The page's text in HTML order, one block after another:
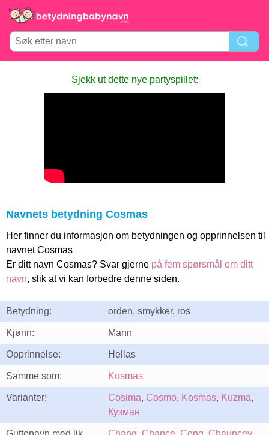
Sjekk ut dette nye partyspillet:
Navnets betydning Cosmas
Her finner du informasjon om betydningen og opprinnelsen til
navnet Cosmas
Er ditt navn Cosmas? Svar gjerne på fem spørsmål om ditt
navn, slik at vi kan forbedre denne siden.
Betydning: orden, smykker, ros
Kjønn: Mann
Opprinnelse: Hellas
Samme som: Kosmas
Varianter: Cosima, Cosmo, Kosmas, Kuzma,
Кузман